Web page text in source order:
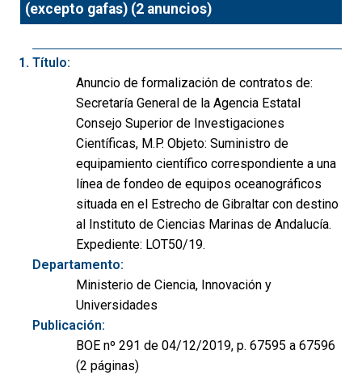
(excepto gafas) (2 anuncios)
Título:
Anuncio de formalización de contratos de:
Secretaría General de la Agencia Estatal
Consejo Superior de Investigaciones
Científicas, M.P. Objeto: Suministro de
equipamiento científico correspondiente a una
línea de fondeo de equipos oceanográficos
situada en el Estrecho de Gibraltar con destino
al Instituto de Ciencias Marinas de Andalucía.
Expediente: LOT50/19.
Departamento:
Ministerio de Ciencia, Innovación y
Universidades
Publicación:
BOE nº 291 de 04/12/2019, p. 67595 a 67596
(2 páginas)